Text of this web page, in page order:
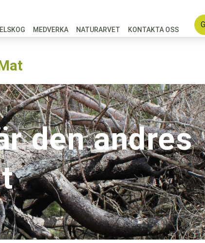
MEDVERKA NATURARVET KONTAKTA OSS
den andres